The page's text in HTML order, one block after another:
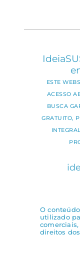
ESTE
ACESSO
BUSCA
GRATUITO,
O
utilizado
direitos